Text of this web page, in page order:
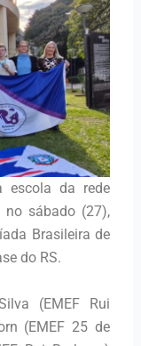
escola da rede
no sábado (27),
Brasileira de
do RS.
(EMEF Rui
(EMEF 25 de